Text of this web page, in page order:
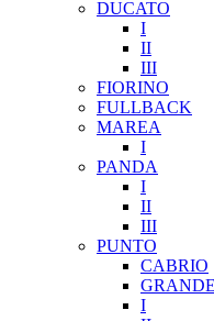
DUCATO
I
II
III
FIORINO
FULLBACK
MAREA
I
PANDA
I
II
III
PUNTO
CABRIO
GRANDE
I